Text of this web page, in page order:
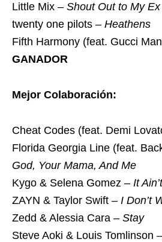
Little Mix – Shout Out to My Ex
twenty one pilots – Heathens
Fifth Harmony (feat. Gucci
GANADOR
Mejor Colaboración:
Cheat Codes (feat. Demi
Florida Georgia Line (feat.
God, Your Mama, And Me
Kygo & Selena Gomez – It
ZAYN & Taylor Swift – I Don’t
Zedd & Alessia Cara – Stay
Steve Aoki & Louis Tomlinson –